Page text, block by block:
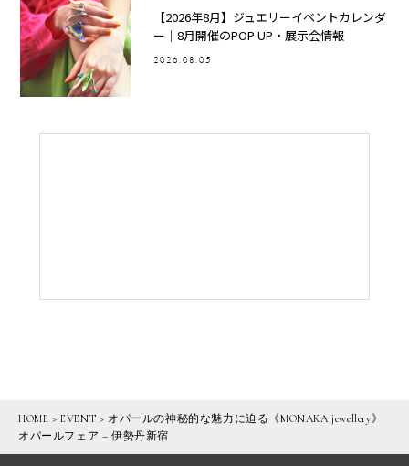
【2026年8月】ジュエリーイベントカレンダ
ー｜8月開催のPOP UP・展示会情報
2026.08.05
HOME >EVENT > オパールの神秘的な魅力に迫る《MONAKA jewellery》
オパールフェア – 伊勢丹新宿